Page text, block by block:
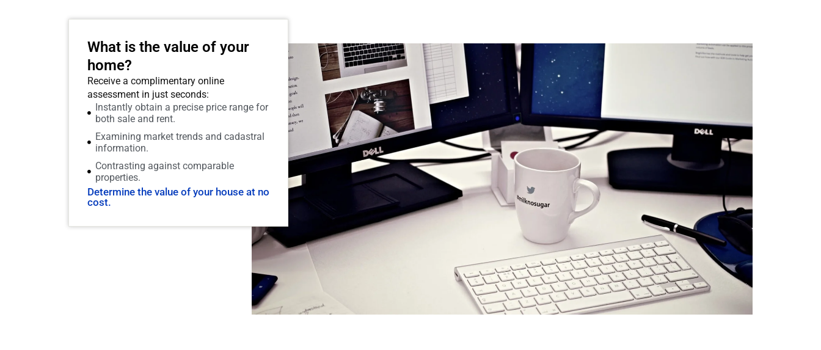
What is the value of your
home?
Receive a complimentary online
assessment in just seconds:
Instantly obtain a precise price range for
both sale and rent.
Examining market trends and cadastral
information.
Contrasting against comparable
properties.
Determine the value of your house at no
cost.